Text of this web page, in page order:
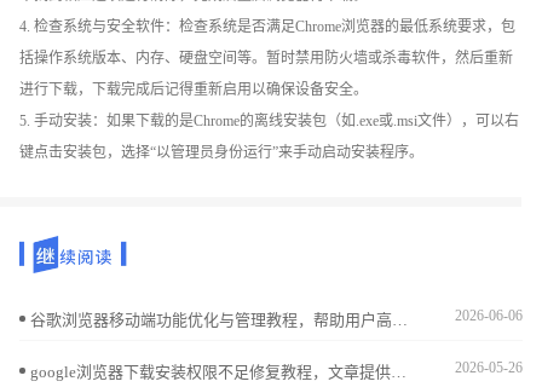
4. 检查系统与安全软件：检查系统是否满足Chrome浏览器的最低系统要求，包
括操作系统版本、内存、硬盘空间等。暂时禁用防火墙或杀毒软件，然后重新
进行下载，下载完成后记得重新启用以确保设备安全。
5. 手动安装：如果下载的是Chrome的离线安装包（如.exe或.msi文件），可以右
键点击安装包，选择“以管理员身份运行”来手动启动安装程序。
谷歌浏览器移动端功能优化与管理教程，帮助用户高效配置功能设置，提升移动端浏览性能和操作体验，实现流畅便捷的使用效果。 2026-06-06
google浏览器下载安装权限不足修复教程，文章提供管理员权限设置、系统权限检查及操作方法，帮助用户顺利完成安装。 2026-05-26